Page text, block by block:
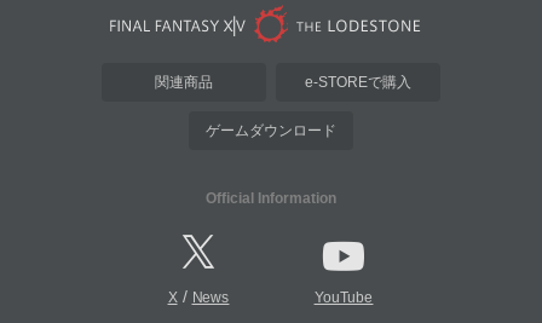
関連商品 e-STOREで購入
ゲームダウンロード
Official Information
X/ News YouTube